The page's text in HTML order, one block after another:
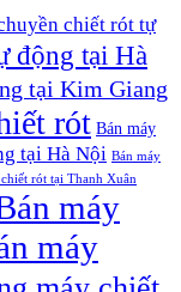
chiết rót tự
động tại Hà
tại Kim Giang
rót Bán máy
tại Hà Nội Bán máy
rót tại Thanh Xuân
máy
máy